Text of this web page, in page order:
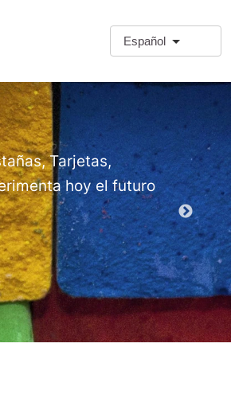
Español
Tarjetas,
hoy el futuro
Extra
Módulos